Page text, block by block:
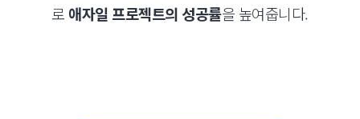
로 애자일 프로젝트의 성공률을 높여줍니다.